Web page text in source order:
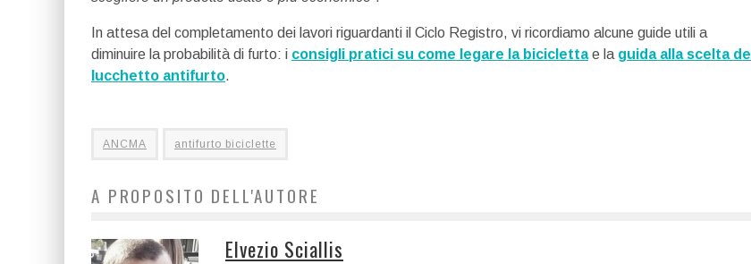
In attesa del completamento dei lavori riguardanti il Ciclo Registro, vi ricordiamo alcune guide utili a
diminuire la probabilità di furto: i consigli pratici su come legare la biciclettae la guida alla scelta del
lucchetto antifurto.
ANCMA antifurto biciclette
A PROPOSITO DELL'AUTORE
Elvezio Sciallis